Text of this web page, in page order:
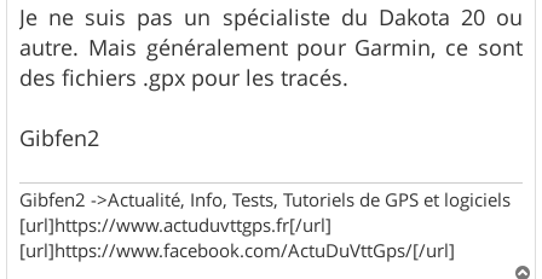
Je ne suis pas un spécialiste du Dakota 20 ou
autre. Mais généralement pour Garmin, ce sont
des fichiers .gpx pour les tracés.
Gibfen2
Gibfen2 ->Actualité, Info, Tests, Tutoriels de GPS et logiciels
[url]https://www.actuduvttgps.fr[/url]
[url]https://www.facebook.com/ActuDuVttGps/[/url]